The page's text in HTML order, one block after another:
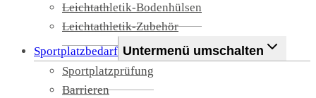
Leichtathletik-Bodenhülsen
Leichtathletik-Zubehör
Sportplatzbedarf Untermenü umschalten
Sportplatzprüfung
Barrieren